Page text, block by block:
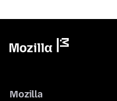
Mozilla